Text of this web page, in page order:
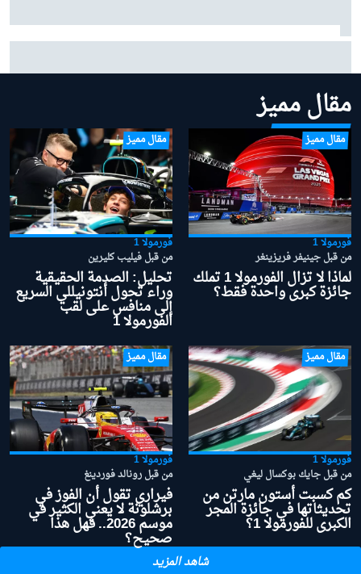
حجار يصف عملية تأقلمه مع ريد بُل: "كنت أخطئ حتى في
مقال مميز
مقال مميز
فورمولا 1
من قبل جينيفر فريزينغر
لماذا لا تزال الفورمولا 1 تملك
جائزة كبرى واحدة فقط؟
مقال مميز
فورمولا 1
من قبل فيليب كليرين
تحليل: الصدمة الحقيقية
وراء تحول أنتونيللي السريع
إلى منافس على لقب
الفورمولا 1
مقال مميز
فورمولا 1
من قبل جايك بوكسال ليغي
كم كسبت أستون مارتن من
تحديثاتها في جائزة المجر
الكبرى للفورمولا 1؟
مقال مميز
فورمولا 1
من قبل رونالد فوردينغ
فيراري تقول أن الفوز في
برشلونة لا يعني الكثير في
موسم 2026.. فهل هذا
صحيح؟
شاهد المزيد